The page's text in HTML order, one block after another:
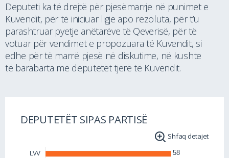
Deputeti ka të drejtë për pjesëmarrje në punimet e
Kuvendit, për të iniciuar ligje apo rezoluta, për t’u
parashtruar pyetje anëtarëve të Qeverisë, për të
votuar për vendimet e propozuara të Kuvendit, si
edhe për të marrë pjesë në diskutime, në kushte
të barabarta me deputetët tjerë të Kuvendit.
DEPUTETËT SIPAS PARTISË
Shfaq detajet